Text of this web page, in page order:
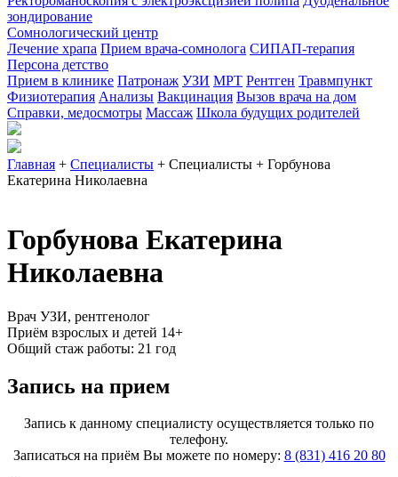
зондирование
Сомнологический центр
Лечение храпа Прием врача-сомнолога СИПАП-терапия
Персона детство
Прием в клинике Патронаж УЗИ МРТ Рентген Травмпункт
Физиотерапия Анализы Вакцинация Вызов врача на дом
Справки, медосмотры Массаж Школа будущих родителей
Главная + Специалисты + Специалисты + Горбунова
Екатерина Николаевна
Горбунова Екатерина
Николаевна
Врач УЗИ, рентгенолог
Приём взрослых и детей 14+
Общий стаж работы: 21 год
Запись на прием
Запись к данному специалисту осуществляется только по
телефону.
Записаться на приём Вы можете по номеру: 8 (831) 416 20 80